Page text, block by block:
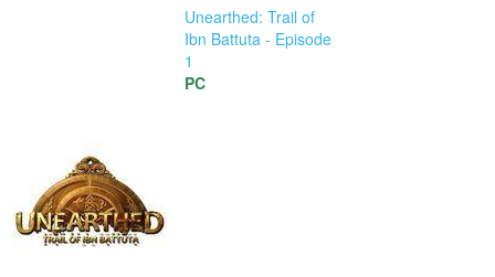
Unearthed: Trail of
Ibn Battuta - Episode
1
PC